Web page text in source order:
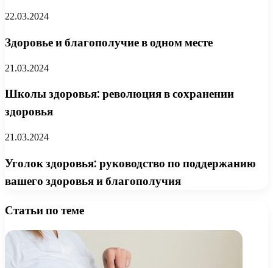
22.03.2024
Здоровье и благополучие в одном месте
21.03.2024
Школы здоровья: революция в сохранении
здоровья
21.03.2024
Уголок здоровья: руководство по поддержанию
вашего здоровья и благополучия
Статьи по теме